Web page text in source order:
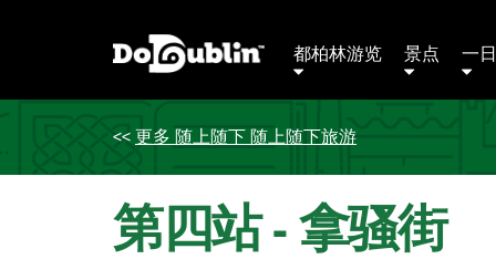
都柏林游览 景点 一
<< 更多 随上随下 随上随下旅游
第四站 - 拿骚街